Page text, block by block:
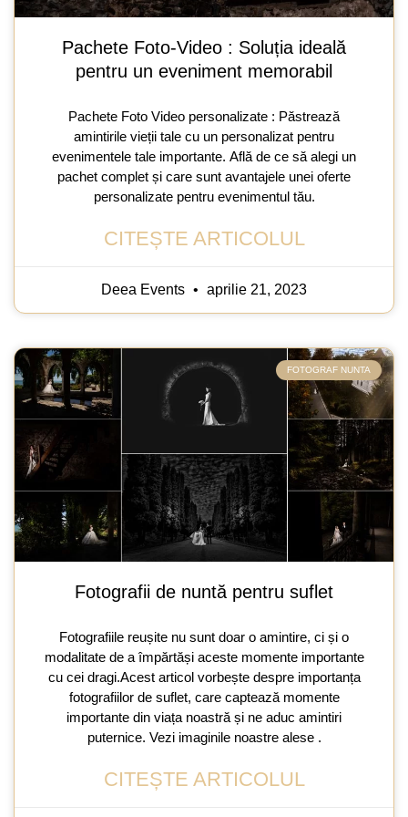
Pachete Foto-Video : Soluția ideală
pentru un eveniment memorabil
Pachete Foto Video personalizate : Păstrează
amintirile vieții tale cu un personalizat pentru
evenimentele tale importante. Află de ce să alegi un
pachet complet și care sunt avantajele unei oferte
personalizate pentru evenimentul tău.
CITEȘTE ARTICOLUL
Deea Events aprilie 21, 2023
FOTOGRAF NUNTA
Fotografii de nuntă pentru suflet
Fotografiile reușite nu sunt doar o amintire, ci și o
modalitate de a împărtăși aceste momente importante
cu cei dragi.Acest articol vorbește despre importanța
fotografiilor de suflet, care captează momente
importante din viața noastră și ne aduc amintiri
puternice. Vezi imaginile noastre alese .
CITEȘTE ARTICOLUL